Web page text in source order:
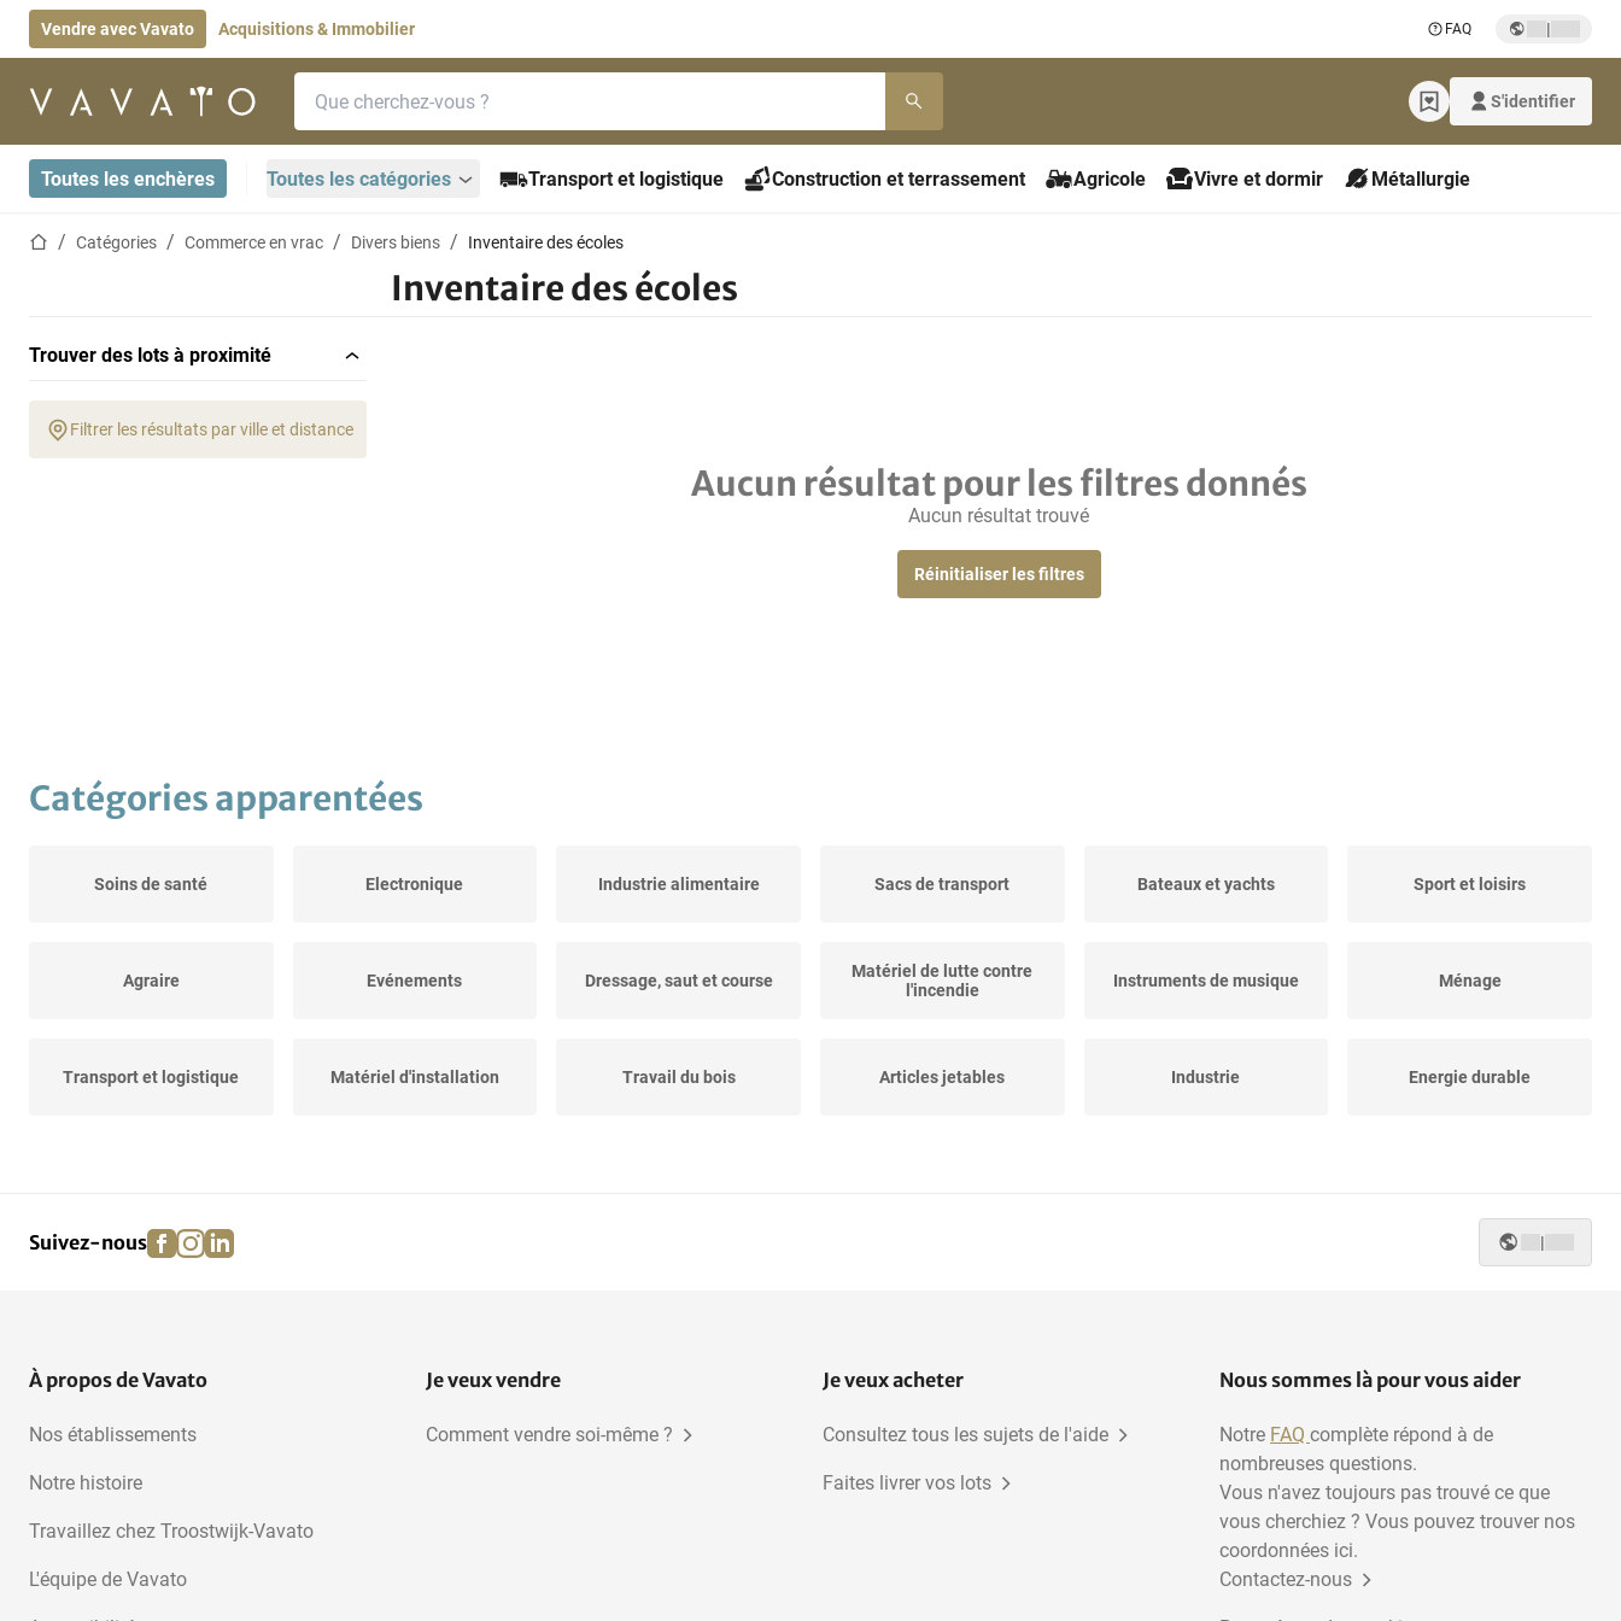
Vendre avec Vavato Acquisitions & Immobilier FAQ |
Page d'accueil S'identifier
Toutes les enchères Toutes les catégories Transport et logistique Construction et terrassement Agricole Vivre et dormir Métallurgie
Page d'accueil
Catégories Commerce en vrac Divers biens Inventaire des écoles
Inventaire des écoles
Trouver des lots à proximité
Filtrer les résultats par ville et distance
Aucun résultat pour les filtres donnés
Aucun résultat trouvé
Réinitialiser les filtres
Catégories apparentées
Soins de santé Electronique Industrie alimentaire Sacs de transport Bateaux et yachts Sport et loisirs
Agraire Evénements Dressage, saut et course
Matériel de lutte contre
l'incendie
Instruments de musique Ménage
Transport et logistique Matériel d'installation Travail du bois Articles jetables Industrie Energie durable
Travail du métal
Jardin et terrasse Beauté et santé
accessoires
Suivez-nous facebook
instagram
linkedin |
À propos de Vavato
Nos établissements
Notre histoire
Travaillez chez Troostwijk-Vavato
L'équipe de Vavato
Je veux vendre
Comment vendre soi-même ?
Je veux acheter
Consultez tous les sujets de l'aide
Faites livrer vos lots
Nous sommes là pour vous aider
Notre FAQ complète répond à de
nombreuses questions.
Vous n'avez toujours pas trouvé ce que
vous cherchiez ? Vous pouvez trouver nos
coordonnées ici.
Contactez-nous